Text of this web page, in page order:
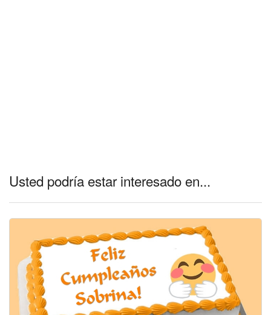
Usted podría estar interesado en...